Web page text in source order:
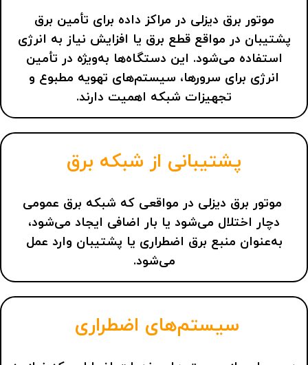
موتور برق دیزلی در مراکز داده برای تأمین برق
پشتیبان در مواقع قطع برق یا افزایش نیاز به انرژی
استفاده می‌شود. این دستگاه‌ها به‌ویژه در تأمین
انرژی برای سرورها، سیستم‌های تهویه مطبوع و
تجهیزات شبکه اهمیت دارند.
پشتیبانی از شبکه برق
موتور برق دیزلی در مواقعی که شبکه برق عمومی
دچار اختلال می‌شود یا بار اضافی ایجاد می‌شود،
به‌عنوان منبع برق اضطراری یا پشتیبان وارد عمل
می‌شود.
سیستم‌های اضطراری